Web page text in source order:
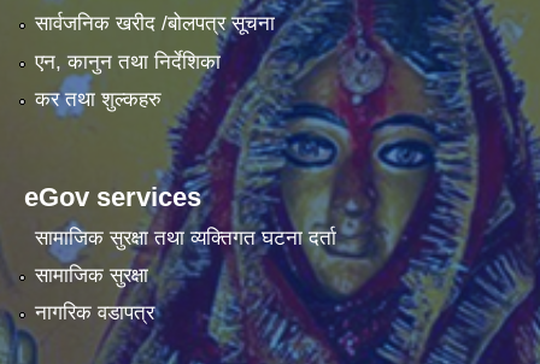
सार्वजनिक खरीद /बोलपत्र सूचना
एन, कानुन तथा निर्देशिका
कर तथा शुल्कहरु
eGov services
सामाजिक सुरक्षा तथा व्यक्तिगत घटना दर्ता
सामाजिक सुरक्षा
नागरिक वडापत्र